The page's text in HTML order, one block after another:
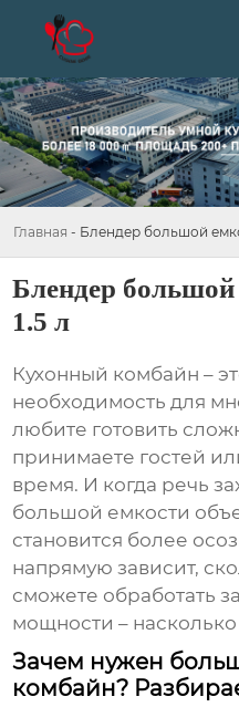
Главная - Блендер большой
Блендер
1.5 л
Кухонный комбайн –
необходимость для
любите готовить
принимаете гостей
время. И когда речь
большой емкости
становится более
напрямую зависит,
сможете обработать
мощности –
Зачем нужен
комбайн?